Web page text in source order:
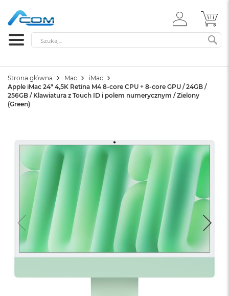
ZALOGUJ
SIĘ
Szukaj
Strona główna Mac
iMac
Apple iMac 24" 4,5K Retina M4 8-core CPU + 8-core GPU / 24GB /
256GB / Klawiatura z Touch ID i polem numerycznym / Zielony
(Green)